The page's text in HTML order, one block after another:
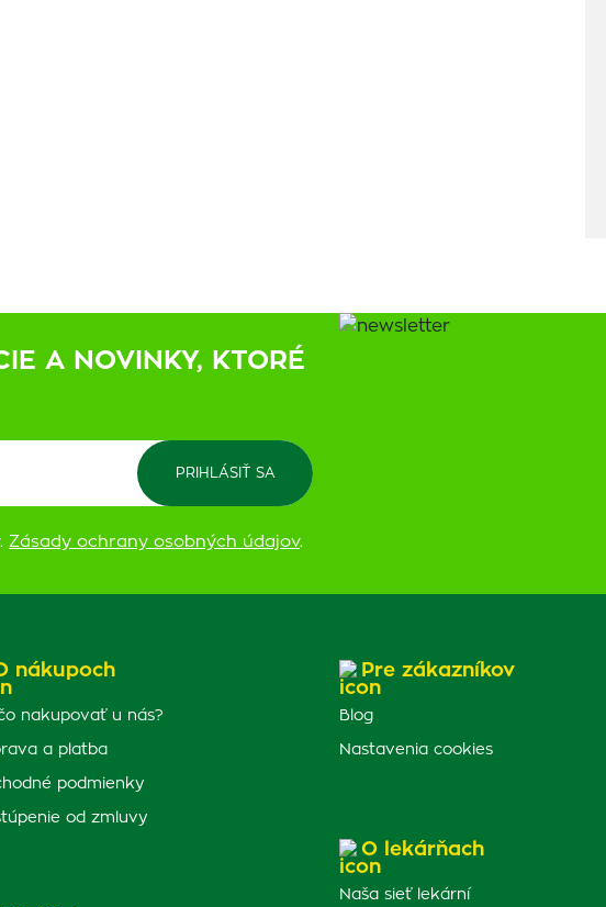
A NOVINKY, KTORÉ
Zásady ochrany osobných údajov.
nákupoch
nakupovať u nás?
a platba
podmienky
od zmluvy
Pre zákazníkov
Blog
Nastavenia cookies
O lekárňach
Naša sieť lekární